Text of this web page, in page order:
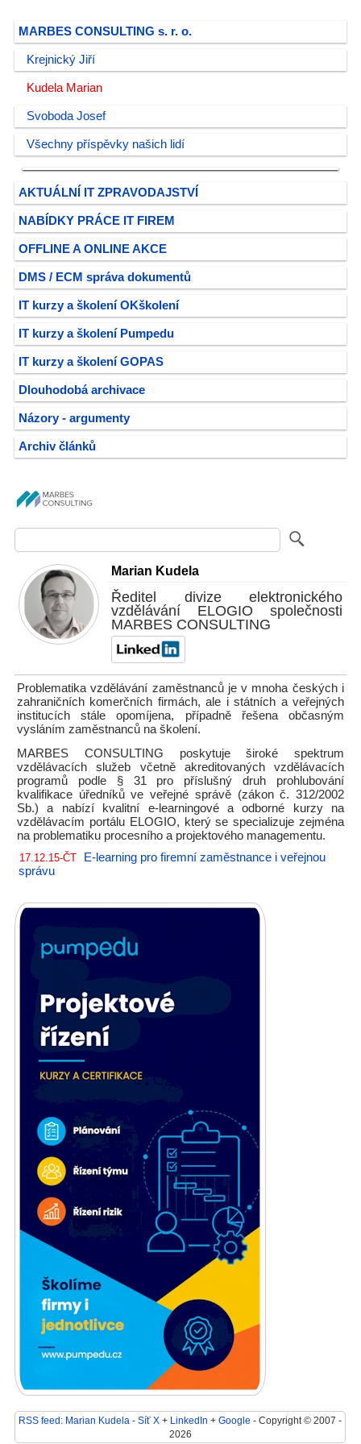
MARBES CONSULTING s. r. o.
Krejnický Jiří
Kudela Marian
Svoboda Josef
Všechny příspěvky našich lidí
AKTUÁLNÍ IT ZPRAVODAJSTVÍ
NABÍDKY PRÁCE IT FIREM
OFFLINE A ONLINE AKCE
DMS / ECM správa dokumentů
IT kurzy a školení OKškolení
IT kurzy a školení Pumpedu
IT kurzy a školení GOPAS
Dlouhodobá archivace
Názory - argumenty
Archiv článků
Marian Kudela
Ředitel divize elektronického
vzdělávání ELOGIO společnosti
MARBES CONSULTING
Problematika vzdělávání zaměstnanců je v mnoha českých i
zahraničních komerčních firmách, ale i státních a veřejných
institucích stále opomíjena, případně řešena občasným
vysláním zaměstnanců na školení.
MARBES CONSULTING poskytuje široké spektrum
vzdělávacích služeb včetně akreditovaných vzdělávacích
programů podle § 31 pro příslušný druh prohlubování
kvalifikace úředníků ve veřejné správě (zákon č. 312/2002
Sb.) a nabízí kvalitní e-learningové a odborné kurzy na
vzdělávacím portálu ELOGIO, který se specializuje zejména
na problematiku procesního a projektového managementu.
17.12.15-ČT
E-learning pro firemní zaměstnance i veřejnou
správu
RSS feed: Marian Kudela - Síť X + LinkedIn + Google - Copyright © 2007 -
2026